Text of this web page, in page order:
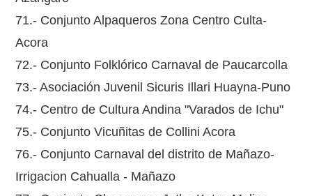
71.- Conjunto Alpaqueros Zona Centro Culta-
Acora
72.- Conjunto Folklórico Carnaval de Paucarcolla
73.- Asociación Juvenil Sicuris Illari Huayna-Puno
74.- Centro de Cultura Andina "Varados de Ichu"
75.- Conjunto Vicuñitas de Collini Acora
76.- Conjunto Carnaval del distrito de Mañazo-
Irrigacion Cahualla - Mañazo